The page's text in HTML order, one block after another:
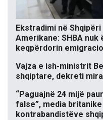
Ekstradimi në
Amerikane: SHBA
keqpërdorin
Vajza e ish-ministrit
shqiptare, dekreti
“Paguajnë 24 mijë
false”, media
kontrabandistëve